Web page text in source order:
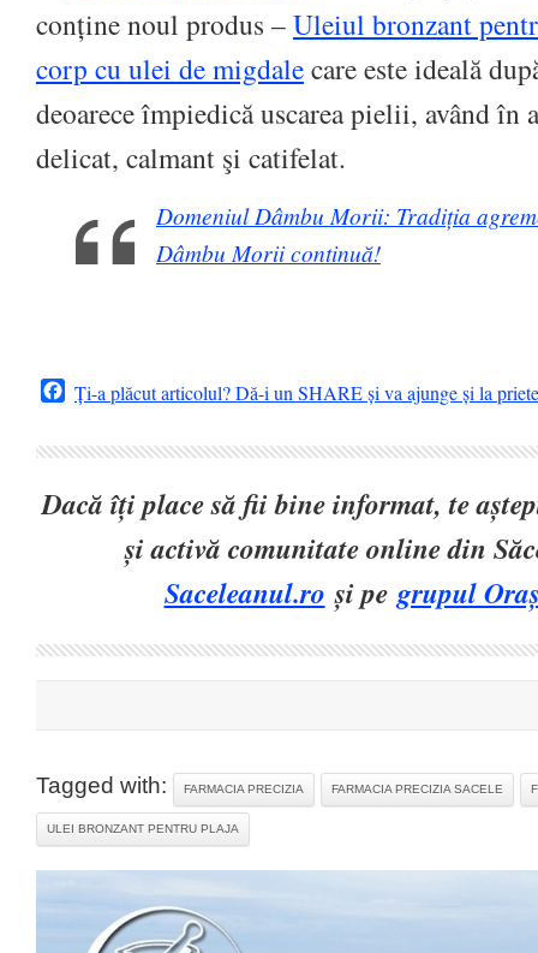
conține noul produs –Uleiul bronzant
corp cu ulei de migdalecare este ideală
deoarece împiedică uscarea pielii, având în
delicat, calmant şi catifelat.
Domeniul Dâmbu Morii: Tradiția
Dâmbu Morii continuă!
Facebook
Ți-a plăcut articolul? Dă-i un SHARE și va ajunge și la
Dacă îți place să fii bine informat, te
și activă comunitate online din
Saceleanul.ro și pegrupul
Tagged with: FARMACIA PRECIZIA FARMACIA PRECIZIA SACELE
ULEI BRONZANT PENTRU PLAJA